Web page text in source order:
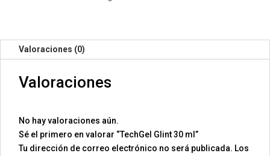
Valoraciones (0)
Valoraciones
No hay valoraciones aún.
Sé el primero en valorar “TechGel Glint 30 ml”
Tu dirección de correo electrónico no será publicada. Los